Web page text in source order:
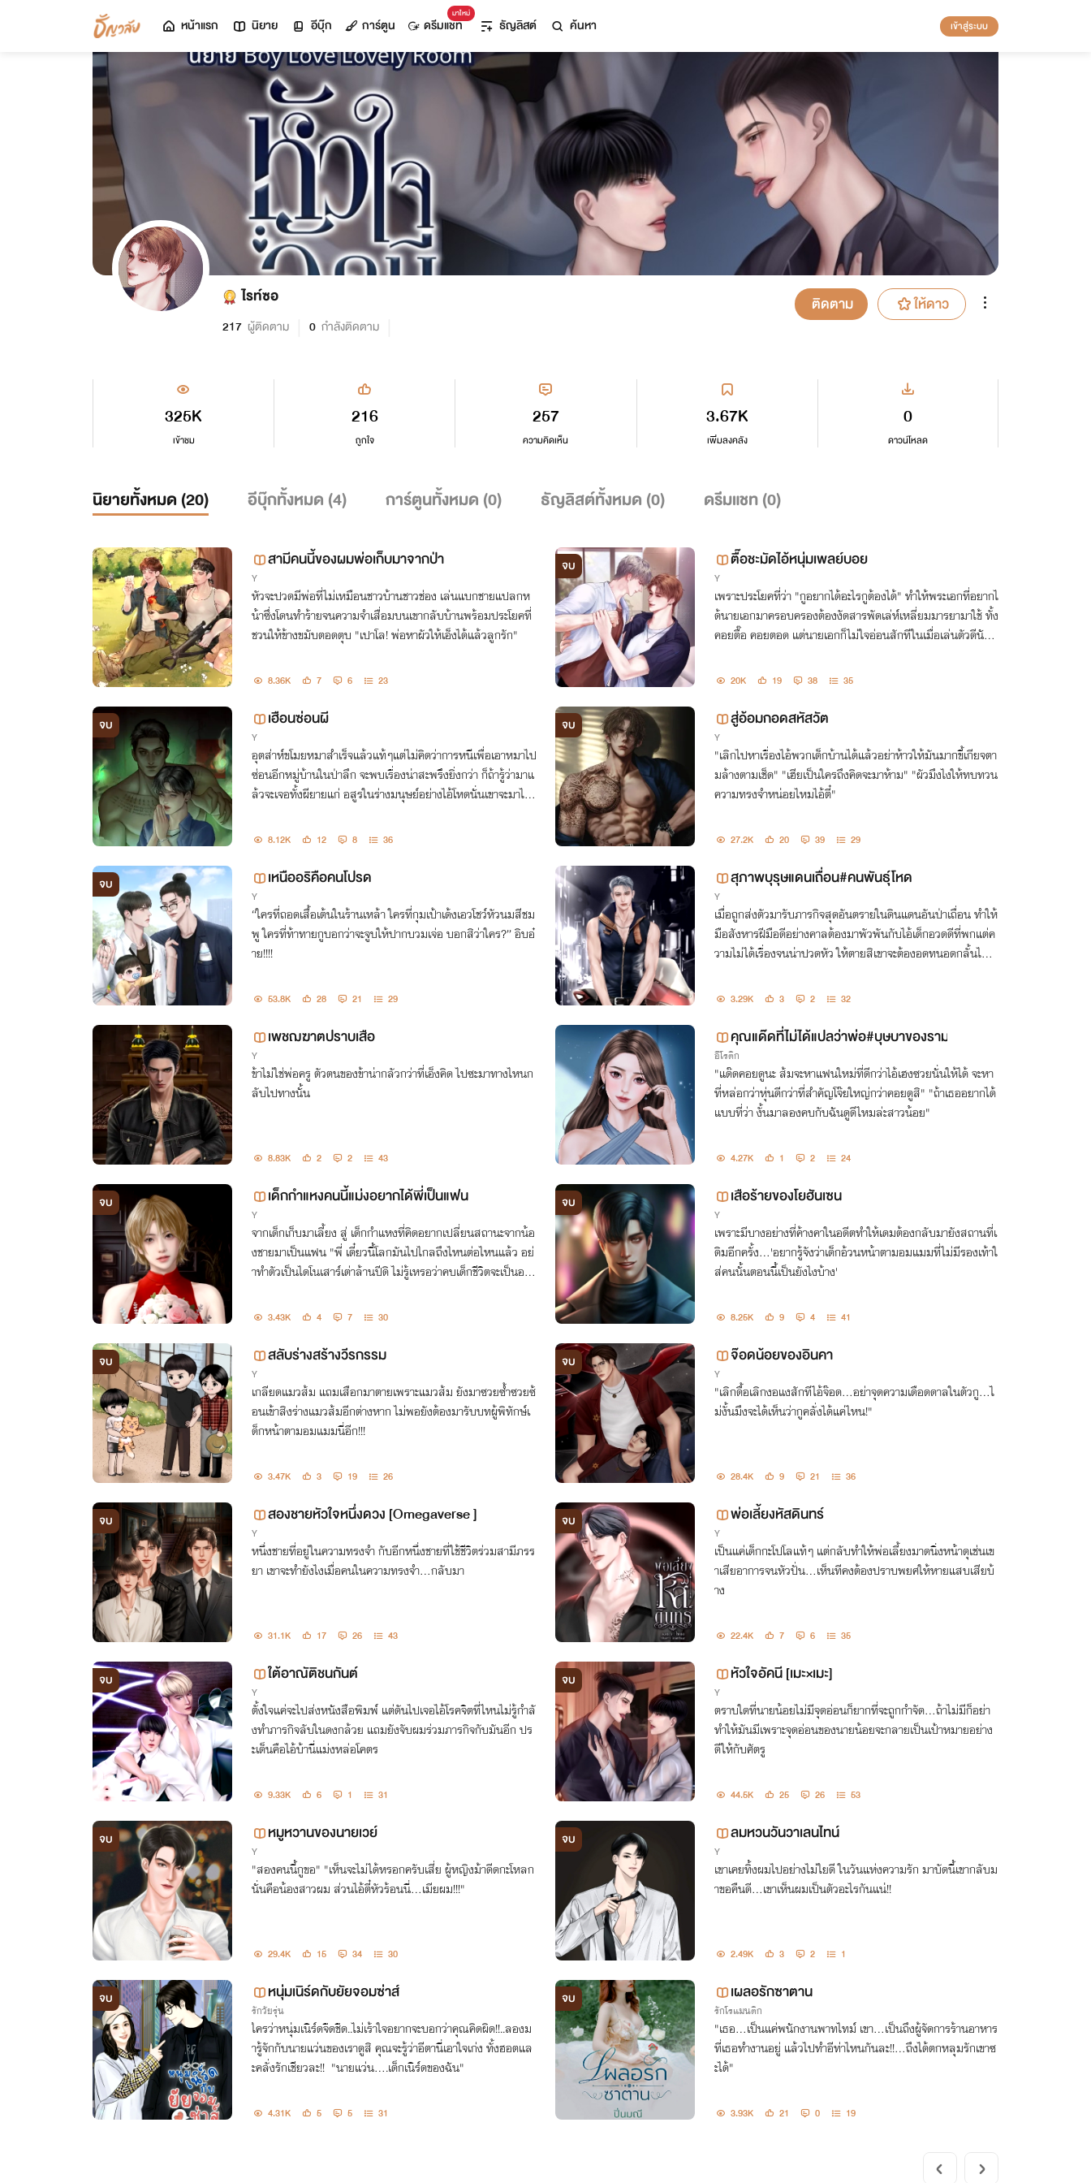
หน้าแรก นิยาย อีบุ๊ก การ์ตูน
มาใหม่
ดรีมแชท ธัญลิสต์ ค้นหา เข้าสู่ระบบ
ไรท์ซอ
217 ผู้ติดตาม 0 กำลังติดตาม
ติดตาม ให้ดาว
325K
เข้าชม
3.67K
เพิ่มลงคลัง
216
ถูกใจ
0
ดาวน์โหลด
257
ความคิดเห็น
นิยายทั้งหมด (20) อีบุ๊กทั้งหมด (4) การ์ตูนทั้งหมด (0) ธัญลิสต์ทั้งหมด (0) ดรีมแชท (0)
สามีคนนี้ของผมพ่อเก็บมาจากป่า
Y
หัวจะปวดมีพ่อที่ไม่เหมือนชาวบ้านชาวช่อง เล่นแบกชายแปลกห
น้าซึ่งโดนทำร้ายจนความจำเสื่อมบนเขากลับบ้านพร้อมประโยคที่
ชวนให้ข้างขมับตอดตุบ "เปาโล! พ่อหาผัวให้เอ็งได้แล้วลูกรัก"
8.36K 7 6 23
จบ ตื๊อชะมัดไอ้หนุ่มเพลย์บอย
Y
เพราะประโยคที่ว่า "กูอยากได้อะไรกูต้องได้" ทำให้พระเอกที่อยากไ
ด้นายเอกมาครอบครองต้องงัดสารพัดเล่ห์เหลี่ยมมารยามาใช้ ทั้ง
คอยตื๊อ คอยตอด แต่นายเอกก็ไม่ใจอ่อนสักทีในเมื่อเล่นตัวดีนักก็
20K 19 38 35
จบ เฮือนซ่อนผี
Y
อุตส่าห์ขโมยหมาสำเร็จแล้วแท้ๆแต่ไม่คิดว่าการหนีเพื่อเอาหมาไป
ซ่อนอีกหมู่บ้านในป่าลึก จะพบเรื่องน่าสะพรึงยิ่งกว่า ก็ถ้ารู้ว่ามาแ
ล้วจะเจอทั้งผียายแก่ อสูรในร่างมนุษย์อย่างไอ้โหดนั่นเขาจะมาไห
8.12K 12 8 36
จบ สู่อ้อมกอดสหัสวัต
Y
"เลิกไปหาเรื่องไอ้พวกเด็กบ้านได้แล้วอย่าห้าวให้มันมากขี้เกียจตา
มล้างตามเช็ด" "เฮียเป็นใครถึงคิดจะมาห้าม" "ผัวมึงไงให้ทบทวน
ความทรงจำหน่อยไหมไอ้ตี๋"
27.2K 20 39 29
จบ เหนืออริคือคนโปรด
Y
“ใครที่ถอดเสื้อเต้นในร้านเหล้า ใครที่กุมเป้าเด้งเอวโชว์หัวนมสีชม
พู ใครที่ท้าทายกูบอกว่าจะจูบให้ปากบวมเจ่อ บอกสิว่าใคร?” อิบอ๋
าย!!!!
53.8K 28 21 29
สุภาพบุรุษแดนเถื่อน#คนพันธุ์โหด
Y
เมื่อถูกส่งตัวมารับภารกิจสุดอันตรายในดินแดนอันป่าเถื่อน ทำให้
มือสังหารฝีมือดีอย่างคาลต้องมาพัวพันกับไอ้เด็กอวดดีที่พกแต่ค
วามไม่ได้เรื่องจนน่าปวดหัว ให้ตายสิเขาจะต้องอดทนอดกลั้นไปถึ
3.29K 3 2 32
เพชฌฆาตปราบเสือ
Y
ข้าไม่ใช่พ่อครู ตัวตนของข้าน่ากลัวกว่าที่เอ็งคิด ไปซะมาทางไหนก
ลับไปทางนั้น
8.83K 2 2 43
คุณแด๊ดที่ไม่ได้แปลว่าพ่อ#บุษบาของราม
อีโรติก
"แด๊ดคอยดูนะ ส้มจะหาแฟนใหม่ที่ดีกว่าไอ้เฮงซวยนั่นให้ได้ จะหา
ที่หล่อกว่าหุ่นดีกว่าที่สำคัญโจ๊ยใหญ่กว่าคอยดูสิ" "ถ้าเธออยากได้
แบบที่ว่า งั้นมาลองคบกับฉันดูดีไหมล่ะสาวน้อย"
4.27K 1 2 24
จบ เด็กกำแหงคนนี้แม่งอยากได้พี่เป็นแฟน
Y
จากเด็กเก็บมาเลี้ยง สู่ เด็กกำแหงที่คิดอยากเปลี่ยนสถานะจากน้อ
งชายมาเป็นแฟน "พี่ เดี๋ยวนี้โลกมันไปไกลถึงไหนต่อไหนแล้ว อย่
าทำตัวเป็นไดโนเสาร์เต่าล้านปีดิ ไม่รู้เหรอว่าคบเด็กชีวิตจะเป็นอม
3.43K 4 7 30
จบ เสือร้ายของโยฮันเซน
Y
เพราะมีบางอย่างที่ค้างคาในอดีตทำให้เดมต้องกลับมายังสถานที่เ
ดิมอีกครั้ง...'อยากรู้จังว่าเด็กอ้วนหน้าตามอมแมมที่ไม่มีรองเท้าใ
ส่คนนั้นตอนนี้เป็นยังไงบ้าง'
8.25K 9 4 41
จบ สลับร่างสร้างวีรกรรม
Y
เกลียดแมวส้ม แถมเสือกมาตายเพราะแมวส้ม ยังมาซวยซ้ำซวยซ้
อนเข้าสิงร่างแมวส้มอีกต่างหาก ไม่พอยังต้องมารับบทผู้พิทักษ์เ
ด็กหน้าตามอมแมมนี่อีก!!!
3.47K 3 19 26
จบ จ๊อดน้อยของอินคา
Y
"เลิกดื้อเลิกงอแงสักทีไอ้จ๊อด...อย่าจุดความเดือดดาลในตัวกู...ไ
ม่งั้นมึงจะได้เห็นว่ากูคลั่งได้แค่ไหน!"
28.4K 9 21 36
จบ สองชายหัวใจหนึ่งดวง [Omegaverse ]
Y
หนึ่งชายที่อยู่ในความทรงจำ กับอีกหนึ่งชายที่ใช้ชีวิตร่วมสามีภรร
ยา เขาจะทำยังไงเมื่อคนในความทรงจำ...กลับมา
31.1K 17 26 43
จบ พ่อเลี้ยงหัสดินทร์
Y
เป็นแค่เด็กกะโปโลแท้ๆ แต่กลับทำให้พ่อเลี้ยงมาดนิ่งหน้าดุเช่นเข
าเสียอาการจนหัวปั่น...เห็นทีคงต้องปราบพยศให้หายแสบเสียบ้
าง
22.4K 7 6 35
จบ ใต้อาณัติชนกันต์
Y
ตั้งใจแค่จะไปส่งหนังสือพิมพ์ แต่ดันไปเจอไอ้โรคจิตที่ไหนไม่รู้กำลั
งทำภารกิจลับในดงกล้วย แถมยังจับผมร่วมภารกิจกับมันอีก ปร
ะเด็นคือไอ้บ้านี่แม่งหล่อโคตร
9.33K 6 1 31
จบ หัวใจอัคนี [เมะ×เมะ]
Y
ตราบใดที่นายน้อยไม่มีจุดอ่อนก็ยากที่จะถูกกำจัด...ถ้าไม่มีก็อย่า
ทำให้มันมีเพราะจุดอ่อนของนายน้อยจะกลายเป็นเป้าหมายอย่าง
ดีให้กับศัตรู
44.5K 25 26 53
จบ หมูหวานของนายเวย์
Y
"สองคนนี้กูขอ" "เห็นจะไม่ได้หรอกครับเสี่ย ผู้หญิงม้าดีดกะโหลก
นั่นคือน้องสาวผม ส่วนไอ้ตี๋หัวร้อนนี่...เมียผม!!!"
29.4K 15 34 30
จบ ลมหวนวันวาเลนไทน์
Y
เขาเคยทิ้งผมไปอย่างไม่ใยดี ในวันแห่งความรัก มาบัดนี้เขากลับม
าขอคืนดี...เขาเห็นผมเป็นตัวอะไรกันแน่!!
2.49K 3 2 1
จบ หนุ่มเนิร์ดกับยัยจอมซ่าส์
รักวัยรุ่น
ใครว่าหนุ่มเนิร์ดจืดชืด..ไม่เร้าใจอยากจะบอกว่าคุณคิดผิด!!..ลองม
ารู้จักกับนายแว่นของเราดูสิ คุณจะรู้ว่าอีตานี่เอาใจเก่ง ทั้งฮอตแล
ะคลั่งรักเชียวละ!! "นายแว่น....เด็กเนิร์ดของฉัน"
4.31K 5 5 31
จบ เผลอรักซาตาน
รักโรแมนติก
"เธอ...เป็นแค่พนักงานพาทไทม์ เขา...เป็นถึงผู้จัดการร้านอาหาร
ที่เธอทำงานอยู่ แล้วไปทำอีท่าไหนกันละ!!...ถึงได้ตกหลุมรักเขาซ
ะได้"
3.93K 21 0 19